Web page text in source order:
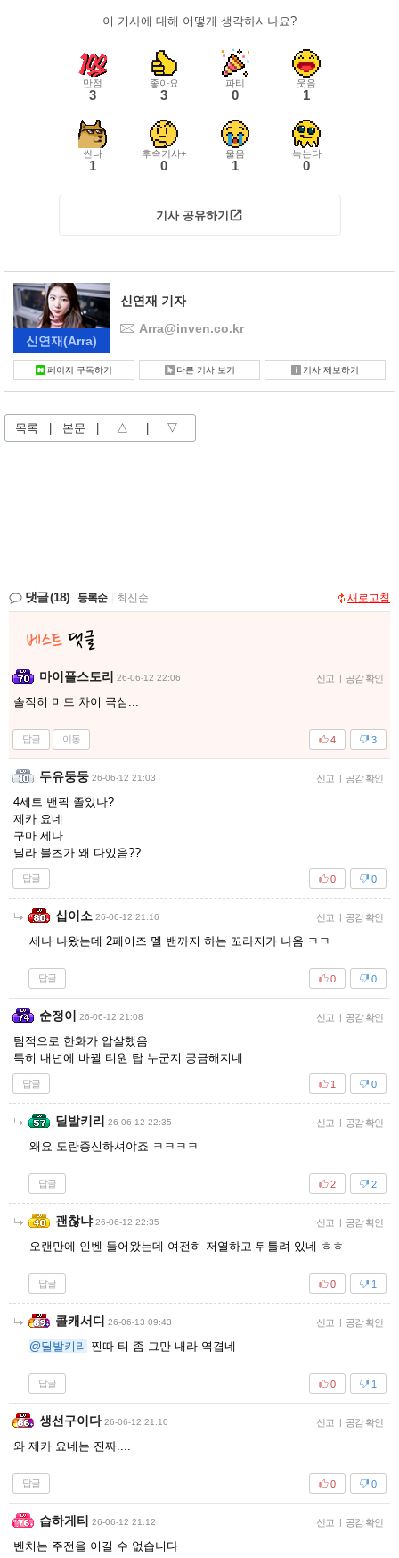
이 기사에 대해 어떻게 생각하시나요?
만점
3
좋아요
3
파티
0
웃음
1
씬나
1
후속기사+
0
울음
1
녹는다
0
기사 공유하기
신연재(Arra)
신연재 기자
Arra@inven.co.kr
페이지 구독하기 다른 기사 보기 기사 제보하기
목록 본문 △ ▽
댓글(18) 등록순 최신순 새로고침
마이플스토리 26-06-12 22:06 신고 | 공감 확인
솔직히 미드 차이 극심...
답글 이동 3
4
두유둥둥 26-06-12 21:03 신고 | 공감 확인
4세트 밴픽 졸았나?
제카 요네
구마 세나
딜라 블츠가 왜 다있음??
답글 0
0
십이소 26-06-12 21:16 신고 | 공감 확인
세나 나왔는데 2페이즈 멜 밴까지 하는 꼬라지가 나옴 ㅋㅋ
답글 0
0
순정이 26-06-12 21:08 신고 | 공감 확인
팀적으로 한화가 압살했음
특히 내년에 바뀔 티원 탑 누군지 궁금해지네
답글 0
1
딜발키리 26-06-12 22:35 신고 | 공감 확인
왜요 도란종신하셔야죠 ㅋㅋㅋㅋ
답글 2
2
괜찮냐 26-06-12 22:35 신고 | 공감 확인
오랜만에 인벤 들어왔는데 여전히 저열하고 뒤틀려 있네 ㅎㅎ
답글 1
0
콜캐서디 26-06-13 09:43 신고 | 공감 확인
@딜발키리 찐따 티 좀 그만 내라 역겹네
답글 1
0
생선구이다 26-06-12 21:10 신고 | 공감 확인
와 제카 요네는 진짜....
답글 0
0
습하게티 26-06-12 21:12 신고 | 공감 확인
벤치는 주전을 이길 수 없습니다